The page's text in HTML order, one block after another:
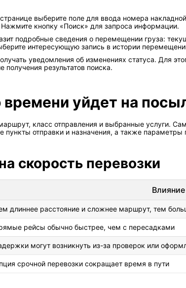
выберите поле для ввода номера
кнопку «Поиск» для запроса информации.
подробные сведения о перемещении груза:
интересующую запись в истории
уведомления об изменениях статуса. Для
результатов поиска.
времени уйдет на
класс отправления и выбранные услуги.
пункты отправки и назначения, а также параметры
скорость перевозки
длиннее расстояние и сложнее маршрут, тем
рейсы обычно быстрее, чем с пересадками
могут возникнуть из-за проверок или
срочной перевозки сокращает время в пути